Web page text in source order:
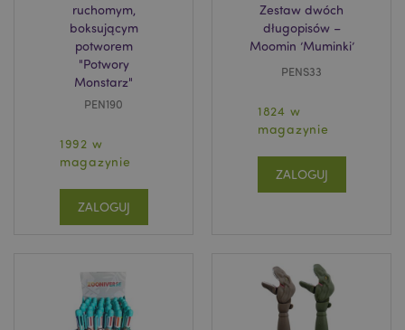
ruchomym,
boksującym
potworem
"Potwory
Monstarz"
PEN190
1992 w
magazynie
ZALOGUJ
Zestaw dwóch
długopisów –
Moomin ’Muminki’
PENS33
1824 w
magazynie
ZALOGUJ